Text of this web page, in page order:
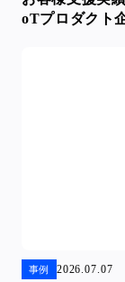
oTプロダクト
事例 2026.07.07